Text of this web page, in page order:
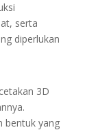
serta
diperlukan
3D
bentuk yang